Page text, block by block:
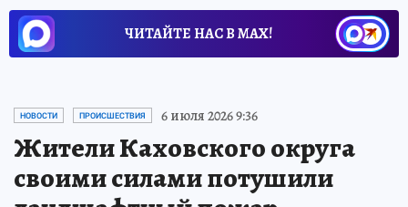
ЧИТАЙТЕ НАС В МАХ!
НОВОСТИ ПРОИСШЕСТВИЯ 6 июля 2026 9:36
Жители Каховского округа
своими силами потушили